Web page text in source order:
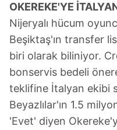
OKEREKE'YE
Nijeryalı hücum
Beşiktaş'ın transfer
biri olarak biliniyor.
bonservis bedeli
teklifine İtalyan ekibi
Beyazlılar'ın 1.5
'Evet' diyen